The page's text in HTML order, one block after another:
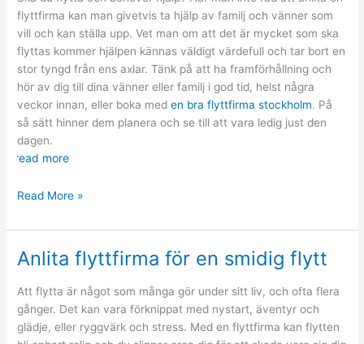
någonsin
flyttfirma kan man givetvis ta hjälp av familj och vänner som
vill och kan ställa upp. Vet man om att det är mycket som ska
flyttas kommer hjälpen kännas väldigt värdefull och tar bort en
stor tyngd från ens axlar. Tänk på att ha framförhållning och
hör av dig till dina vänner eller familj i god tid, helst några
veckor innan, eller boka meden bra flyttfirma stockholm. På
så sätt hinner dem planera och se till att vara ledig just den
dagen.
read more
Be
flytthjälp?
Read More »
Anlita flyttfirma för en smidig flytt
Att flytta är något som många gör under sitt liv, och ofta flera
gånger. Det kan vara förknippat med nystart, äventyr och
glädje, eller ryggvärk och stress. Med en flyttfirma kan flytten